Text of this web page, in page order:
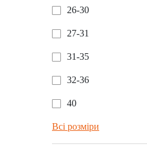
26-30
27-31
31-35
32-36
40
Всі розміри